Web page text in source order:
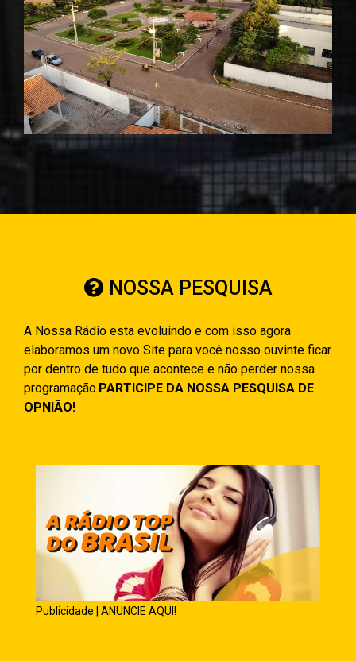
NOSSA PESQUISA
A Nossa Rádio esta evoluindo e com isso agora
elaboramos um novo Site para você nosso ouvinte ficar
por dentro de tudo que acontece e não perder nossa
programação.PARTICIPE DA NOSSA PESQUISA DE
OPNIÃO!
Publicidade | ANUNCIE AQUI!